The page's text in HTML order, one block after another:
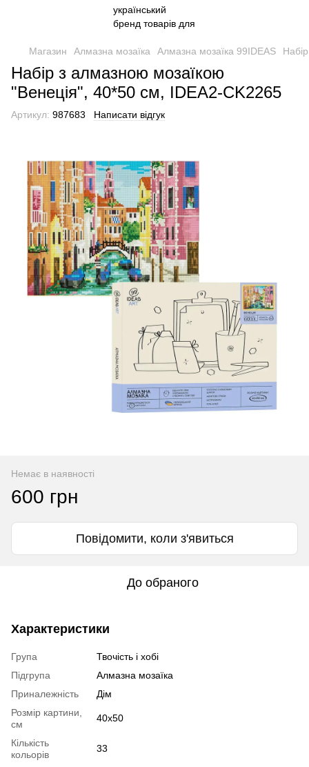
Магазин Алмазна мозаїка Алмазна мозаїка 99IDEAS
Набір з алмазною мозаїкою
"Венеція", 40*50 см, IDEA2-CK2265
Артикул: 987683 Написати відгук
Немає в наявності
600 грн
Повідомити, коли з'явиться
До обраного
Характеристики
Група
Твочість і хобі
Підгрупа
Алмазна мозаїка
Приналежність
Дім
Розмір картини,
см
40x50
Кількість
кольорів
33